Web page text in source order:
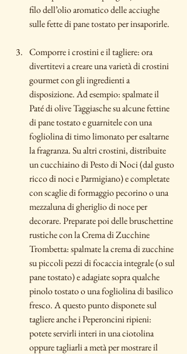
filo dell’olio aromatico delle acciughe
sulle fette di pane tostato per insaporirle.
Comporre i crostini e il tagliere: ora
divertitevi a creare una varietà di crostini
gourmet con gli ingredienti a
disposizione. Ad esempio: spalmate il
Paté di olive Taggiasche su alcune fettine
di pane tostato e guarnitele con una
fogliolina di timo limonato per esaltarne
la fragranza. Su altri crostini, distribuite
un cucchiaino di Pesto di Noci (dal gusto
ricco di noci e Parmigiano) e completate
con scaglie di formaggio pecorino o una
mezzaluna di gheriglio di noce per
decorare. Preparate poi delle bruschettine
rustiche con la Crema di Zucchine
Trombetta: spalmate la crema di zucchine
su piccoli pezzi di focaccia integrale (o sul
pane tostato) e adagiate sopra qualche
pinolo tostato o una fogliolina di basilico
fresco. A questo punto disponete sul
tagliere anche i Peperoncini ripieni:
potete servirli interi in una ciotolina
oppure tagliarli a metà per mostrare il